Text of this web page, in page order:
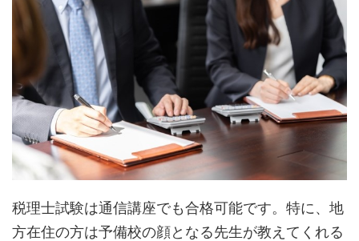
税理士試験は通信講座でも合格可能です。特に、地
方在住の方は予備校の顔となる先生が教えてくれる